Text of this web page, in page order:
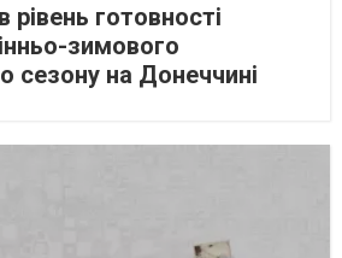
готовності
зимового
сезону на Донеччині